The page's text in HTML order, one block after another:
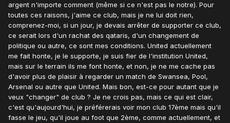
argent n'importe comment (même si ce n'est pas le notre). Pour
toutes ces raisons, j'aime ce club, mais je ne lui doit rien,
comprenez-moi, si un jour, je devais arrêter de supporter ce club,
ce serait lors d'un rachat des qataris, d'un changement de
politique ou autre, ce sont mes conditions. United actuellement
me fait honte, je le supporte, je suis fier de l'institution United,
mais sur le terrain ils me font honte, et non, je ne me cache pas
d'avoir plus de plaisir à regarder un match de Swansea, Pool,
Arsenal ou autre que United. Mais bon, est-ce pour autant que je
veux "changer" de club ? Je ne crois pas, mais ce qui est clair,
c'est qu'aujourd'hui, je préférerais voir mon club 17ème mais qu'il
fasse le jeu, qu'il joue au foot que 2ème, comme actuellement, et